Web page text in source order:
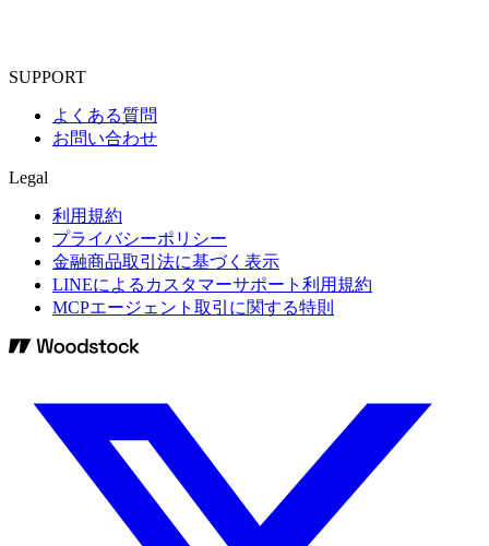
SUPPORT
よくある質問
お問い合わせ
Legal
利用規約
プライバシーポリシー
金融商品取引法に基づく表示
LINEによるカスタマーサポート利用規約
MCPエージェント取引に関する特則